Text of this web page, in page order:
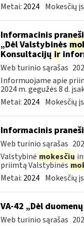
Metai: 2024 Mokesčių
Informacinis
„Dėl Valstybinės
Konsultacijų ir
Web turinio sąrašas
Informuojame apie
2024 m. gegužės 8 d.
Metai: 2024 Mokesčių
Informacinis
Web turinio sąrašas
Valstybinė mokesčių
priimtą Valstybinės
Metai: 2024 Mokesčių
VA-42 „Dėl
Web turinio sąrašas